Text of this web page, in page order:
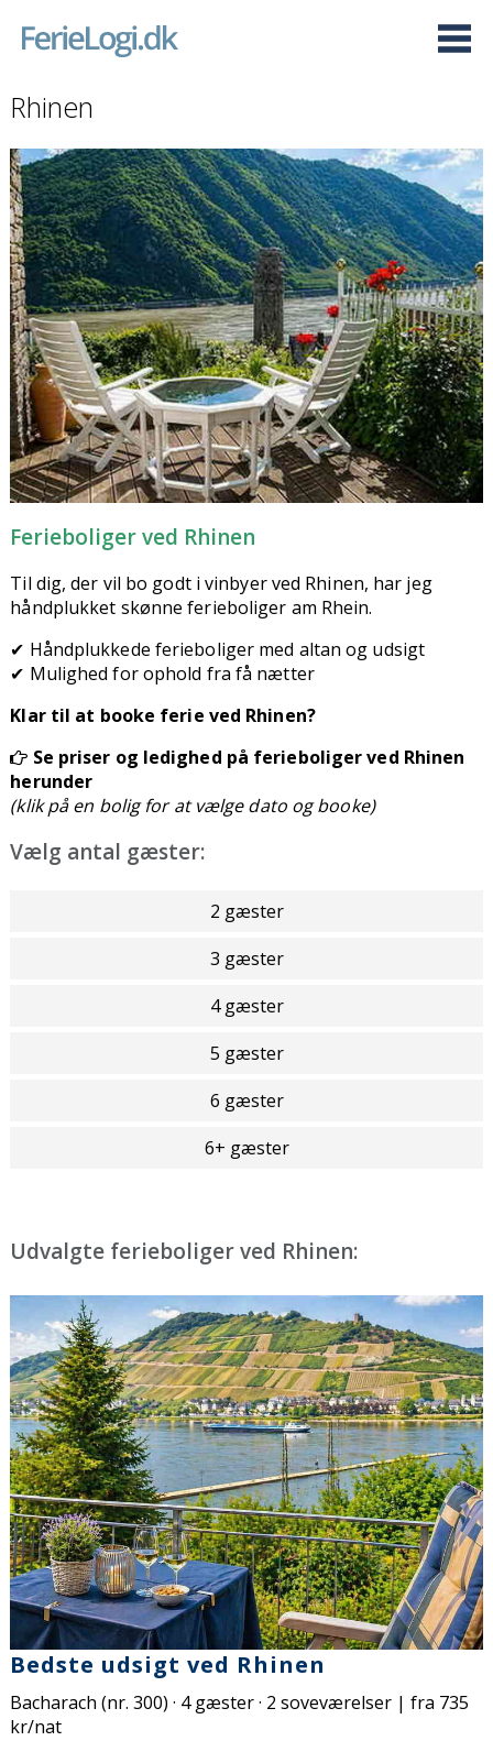
Rhinen
Ferieboliger ved Rhinen
Til dig, der vil bo godt i vinbyer ved Rhinen, har jeg
håndplukket skønne ferieboliger am Rhein.
✔ Håndplukkede ferieboliger med altan og udsigt
✔ Mulighed for ophold fra få nætter
Klar til at booke ferie ved Rhinen?
Se priser og ledighed på ferieboliger ved Rhinen
herunder
(klik på en bolig for at vælge dato og booke)
Vælg antal gæster:
2 gæster
3 gæster
4 gæster
5 gæster
6 gæster
6+ gæster
Udvalgte ferieboliger ved Rhinen:
Bedste udsigt ved Rhinen
Bacharach (nr. 300) · 4 gæster · 2 soveværelser | fra 735
kr/nat